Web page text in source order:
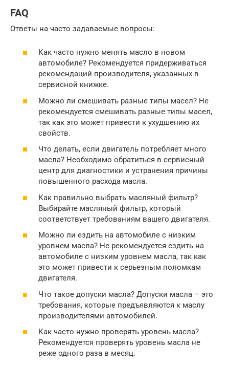
FAQ
Ответы на часто задаваемые вопросы:
Как часто нужно менять масло в новом
автомобиле? Рекомендуется придерживаться
рекомендаций производителя, указанных в
сервисной книжке.
Можно ли смешивать разные типы масел? Не
рекомендуется смешивать разные типы масел,
так как это может привести к ухудшению их
свойств.
Что делать, если двигатель потребляет много
масла? Необходимо обратиться в сервисный
центр для диагностики и устранения причины
повышенного расхода масла.
Как правильно выбрать масляный фильтр?
Выбирайте масляный фильтр, который
соответствует требованиям вашего двигателя.
Можно ли ездить на автомобиле с низким
уровнем масла? Не рекомендуется ездить на
автомобиле с низким уровнем масла, так как
это может привести к серьезным поломкам
двигателя.
Что такое допуски масла? Допуски масла – это
требования, которые предъявляются к маслу
производителями автомобилей.
Как часто нужно проверять уровень масла?
Рекомендуется проверять уровень масла не
реже одного раза в месяц.